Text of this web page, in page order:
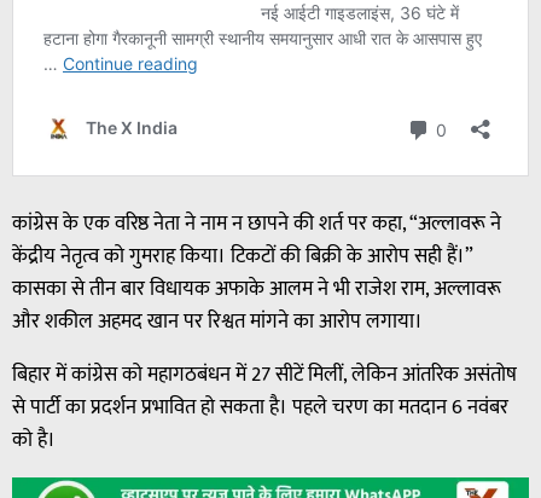
कांग्रेस के एक वरिष्ठ नेता ने नाम न छापने की शर्त पर कहा, “अल्लावरू ने
केंद्रीय नेतृत्व को गुमराह किया। टिकटों की बिक्री के आरोप सही हैं।”
कासका से तीन बार विधायक अफाके आलम ने भी राजेश राम, अल्लावरू
और शकील अहमद खान पर रिश्वत मांगने का आरोप लगाया।
बिहार में कांग्रेस को महागठबंधन में 27 सीटें मिलीं, लेकिन आंतरिक असंतोष
से पार्टी का प्रदर्शन प्रभावित हो सकता है। पहले चरण का मतदान 6 नवंबर
को है।